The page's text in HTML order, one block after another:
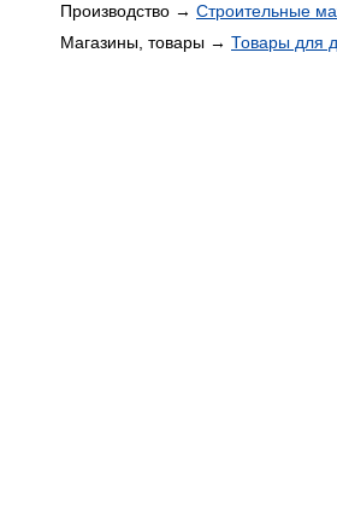
Производство → Строительные
Магазины, товары → Товары для